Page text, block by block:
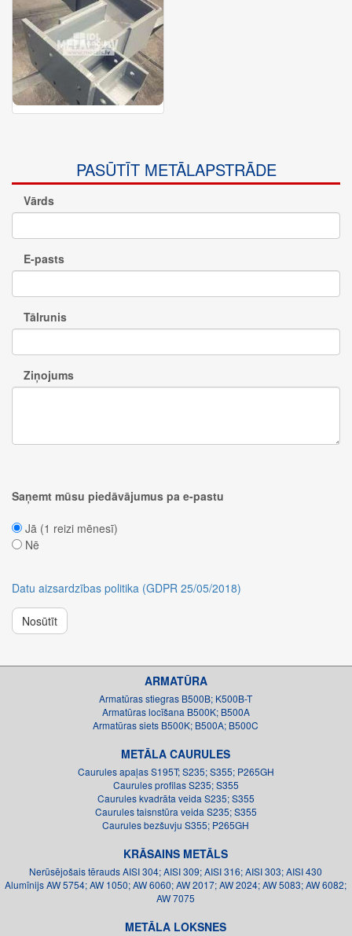
PASŪTĪT METĀLAPSTRĀDE
Vārds
E-pasts
Tālrunis
Ziņojums
Saņemt mūsu piedāvājumus pa e-pastu
Jā (1 reizi mēnesī)
Nē
Datu aizsardzības politika (GDPR 25/05/2018)
Nosūtīt
ARMATŪRA
Armatūras stiegras B500B; K500B-T
Armatūras locīšana B500K; B500A
Armatūras siets B500K; B500A; B500C
METĀLA CAURULES
Caurules apaļas S195T; S235; S355; P265GH
Caurules profilas S235; S355
Caurules kvadrāta veida S235; S355
Caurules taisnstūra veida S235; S355
Caurules bezšuvju S355; P265GH
KRĀSAINS METĀLS
Nerūsējošais tērauds AISI 304; AISI 309; AISI 316; AISI 303; AISI 430
Alumīnijs AW 5754; AW 1050; AW 6060; AW 2017; AW 2024; AW 5083; AW 6082;
AW 7075
METĀLA LOKSNES